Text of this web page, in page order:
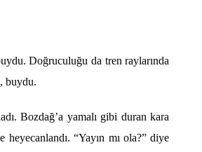
Doğruculuğu da tren raylarında
buydu.
Bozdağ’a yamalı gibi duran kara
heyecanlandı.“Yayın mıola?” diye